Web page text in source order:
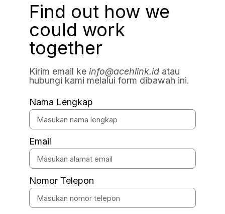
Find out how we
could work
together
Kirim email ke info@acehlink.id atau
hubungi kami melalui form dibawah ini.
Nama Lengkap
Email
Nomor Telepon